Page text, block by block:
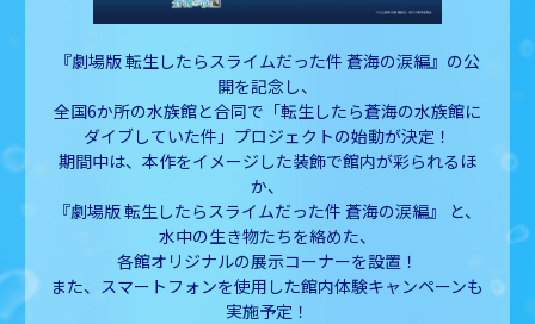
『劇場版 転生したらスライムだった件 蒼海の涙編』の公
開を記念し、
全国6か所の水族館と合同で「転生したら蒼海の水族館に
ダイブしていた件」プロジェクトの始動が決定！
期間中は、本作をイメージした装飾で館内が彩られるほ
か、
『劇場版 転生したらスライムだった件 蒼海の涙編』 と、
水中の生き物たちを絡めた、
各館オリジナルの展示コーナーを設置！
また、スマートフォンを使用した館内体験キャンペーンも
実施予定！